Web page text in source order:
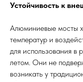
Устойчивость к
Алюминиевые мосты
температур и
для использования в
летом. Они не
возникать у